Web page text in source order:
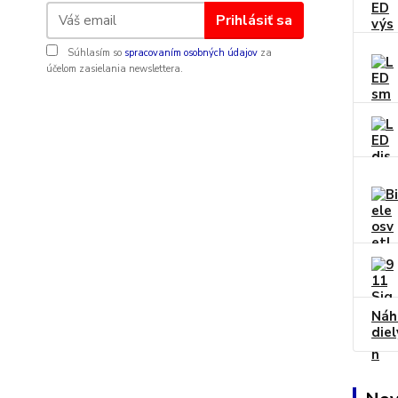
Prihlásiť sa
Súhlasím so spracovaním osobných údajov za
účelom zasielania newslettera.